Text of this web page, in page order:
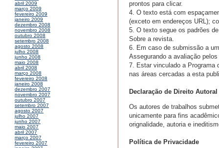
abril 2009
março 2009
fevereiro 2009
janeiro 2009
dezembro 2008
novembro 2008
outubro 2008
setembro 2008
agosto 2008
julho 2008
junho 2008
maio 2008
abril 2008
março 2008
fevereiro 2008
janeiro 2008
dezembro 2007
novembro 2007
outubro 2007
setembro 2007
agosto 2007
julho 2007
junho 2007
maio 2007
abril 2007
março 2007
fevereiro 2007
prontos para clicar.
4. O texto está com
(exceto em endereços URL);
5. O texto segue os padrões
Sobre a revista.
6. Em caso de submissão a
Assegurando a avaliação
7. Estar vinculado a Programa
nas áreas cercadas a esta
Declaração de Direito Autoral
Os autores de trabalhos
unicamente para fins
orignalidade, autoria e
Política de Privacidade